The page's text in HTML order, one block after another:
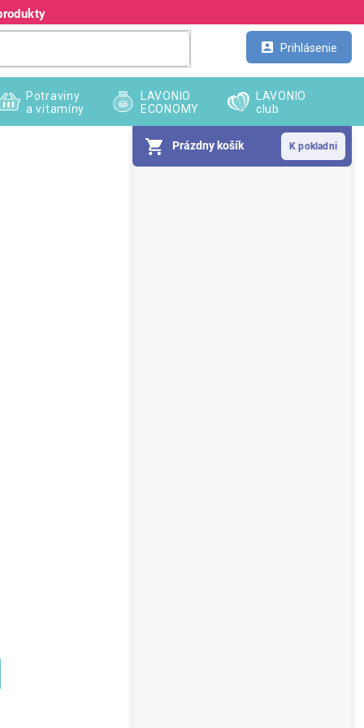
Prihlásenie
Prázdny košík
Potraviny
a vitamíny
LAVONIO
ECONOMY
LAVONIO
club